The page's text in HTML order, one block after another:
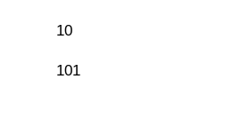
10
101